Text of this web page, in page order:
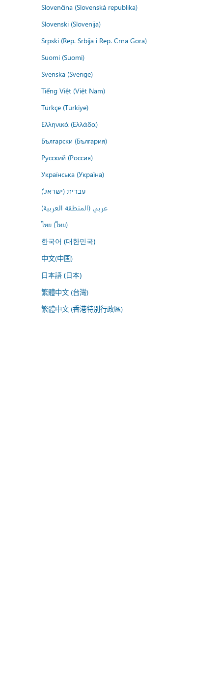
Slovenčina (Slovenská republika)
Slovenski (Slovenija)
Srpski (Rep. Srbija i Rep. Crna Gora)
Suomi (Suomi)
Svenska (Sverige)
Tiếng Việt (Việt Nam)
Türkçe (Türkiye)
Ελληνικά (Ελλάδα)
Български (България)
Русский (Россия)
Українська (Україна)
עברית (ישראל)
عربي (المنطقة العربية)
ไทย (ไทย)
한국어 (대한민국)
中文(中国)
日本語 (日本)
繁體中文 (台灣)
繁體中文 (香港特別行政區)